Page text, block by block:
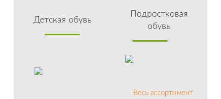
Детская обувь
Подростковая
обувь